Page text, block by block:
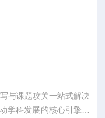
与课题攻关一站式解决
学科发展的核心引擎。